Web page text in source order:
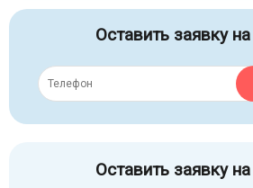
Оставить заявку
Оставить заявку